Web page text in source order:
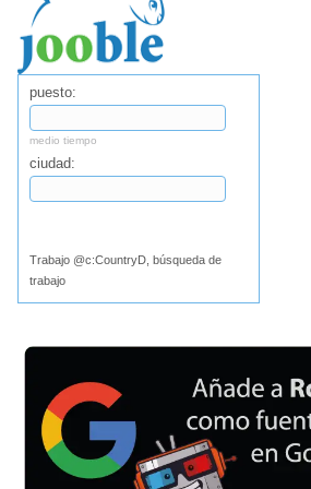
puesto:
medio tiempo
ciudad:
Trabajo @c:CountryD, búsqueda de
trabajo